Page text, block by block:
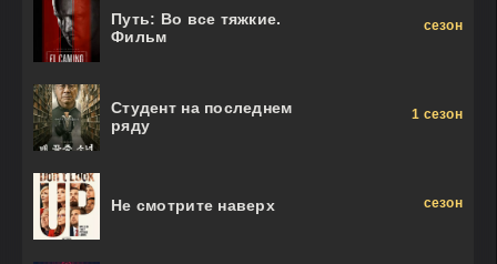
Путь: Во все тяжкие.
Фильм
сезон
Студент на последнем
ряду
1 сезон
Не смотрите наверх сезон